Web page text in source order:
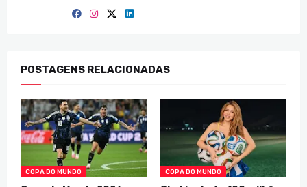
POSTAGENS RELACIONADAS
COPA DO MUNDO COPA DO MUNDO